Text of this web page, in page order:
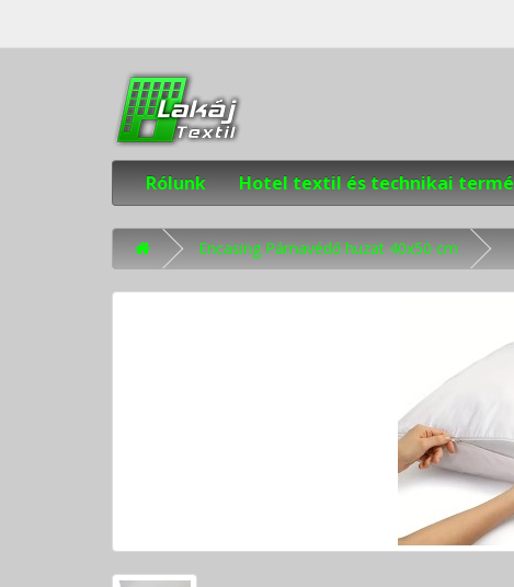
Rólunk Hotel textil és technikai
Encasing Párnavédő huzat 40x50 cm